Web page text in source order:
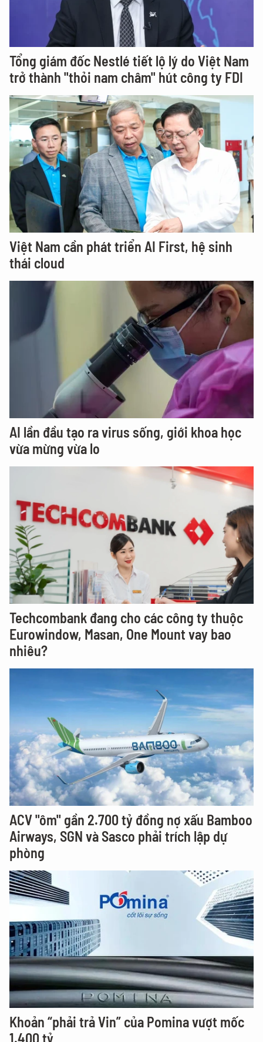
Tổng giám đốc Nestlé tiết lộ lý do Việt Nam
trở thành "thỏi nam châm" hút công ty FDI
Việt Nam cần phát triển AI First, hệ sinh
thái cloud
AI lần đầu tạo ra virus sống, giới khoa học
vừa mừng vừa lo
Techcombank đang cho các công ty thuộc
Eurowindow, Masan, One Mount vay bao
nhiêu?
ACV "ôm" gần 2.700 tỷ đồng nợ xấu Bamboo
Airways, SGN và Sasco phải trích lập dự
phòng
Khoản “phải trả Vin” của Pomina vượt mốc
1.400 tỷ